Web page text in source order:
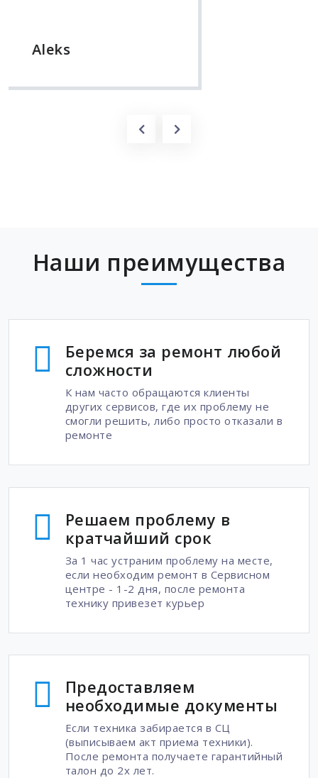
Наши преимущества
Беремся за ремонт любой
сложности
К нам часто обращаются клиенты
других сервисов, где их проблему не
смогли решить, либо просто отказали в
ремонте
Решаем проблему в
кратчайший срок
За 1 час устраним проблему на месте,
если необходим ремонт в Сервисном
центре - 1-2 дня, после ремонта
технику привезет курьер
Предоставляем
необходимые документы
Если техника забирается в СЦ
(выписываем акт приема техники).
После ремонта получаете гарантийный
талон до 2х лет.